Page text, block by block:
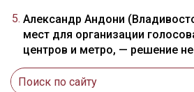
Александр Андони
мест для организации
центров и метро, — решение